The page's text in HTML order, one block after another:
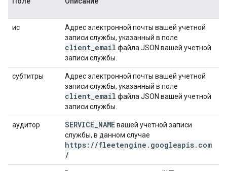
ис
Адрес электронной почты вашей учетной
записи службы, указанный в поле
client_email файла JSON вашей учетной
записи службы.
субтитры
Адрес электронной почты вашей учетной
записи службы, указанный в поле
client_email файла JSON вашей учетной
записи службы.
аудитор SERVICE_NAMEвашей учетной записи
службы, в данном случае
https://fleetengine.googleapis.com
/